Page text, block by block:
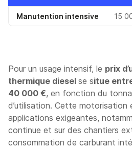
Manutention intensive 15
Pour un usage intensif, le prix
thermique diesel se situe
40 000 €, en fonction du
d’utilisation. Cette motorisation
applications exigeantes,
continue et sur des chantiers
consommation de carburant